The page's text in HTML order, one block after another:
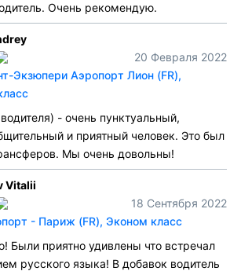
Очень рекомендую.
20 Февраля 2022
Экзюпери Аэропорт Лион (FR),
- очень пунктуальный,
и приятный человек. Это был
Мы очень довольны!
Vitalii
18 Сентября 2022
- Париж (FR), Эконом класс
Были приятно удивлены что встречал
русского языка! В добавок водитель